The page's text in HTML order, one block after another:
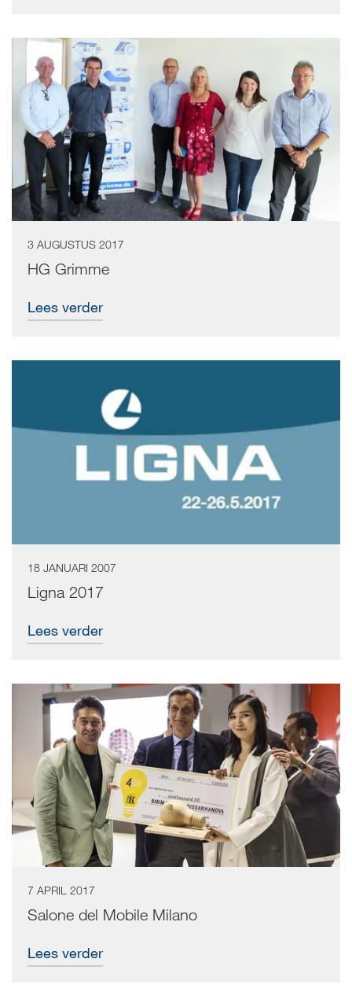
3 AUGUSTUS 2017
HG Grimme
Lees verder
18 JANUARI 2007
Ligna 2017
Lees verder
7 APRIL 2017
Salone del Mobile Milano
Lees verder